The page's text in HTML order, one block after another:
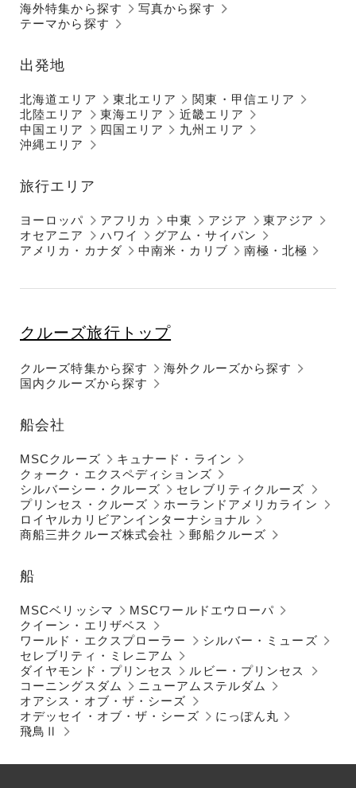
海外特集から探す
テーマから探す
写真から探す
出発地
北海道エリア 東北エリア
関東・甲信エリア
北陸エリア
東海エリア
近畿エリア
中国エリア
四国エリア
九州エリア
沖縄エリア
旅行エリア
ヨーロッパ アフリカ 中東 アジア
東アジア
オセアニア
ハワイ
グアム・サイパン
アメリカ・カナダ
中南米・カリブ 南極・北極
クルーズ旅行トップ
クルーズ特集から探す
国内クルーズから探す
海外クルーズから探す
船会社
MSCクルーズ
キュナード・ライン
クォーク・エクスペディションズ
シルバーシー・クルーズ
セレブリティクルーズ
プリンセス・クルーズ
ホーランドアメリカライン
ロイヤルカリビアンインターナショナル
商船三井クルーズ株式会社
郵船クルーズ
船
MSCベリッシマ
MSCワールドエウローパ
クイーン・エリザベス
ワールド・エクスプローラー
シルバー・ミューズ
セレブリティ・ミレニアム
ダイヤモンド・プリンセス
ルビー・プリンセス
コーニングスダム
ニューアムステルダム
オアシス・オブ・ザ・シーズ
オデッセイ・オブ・ザ・シーズ
にっぽん丸
飛鳥Ⅱ